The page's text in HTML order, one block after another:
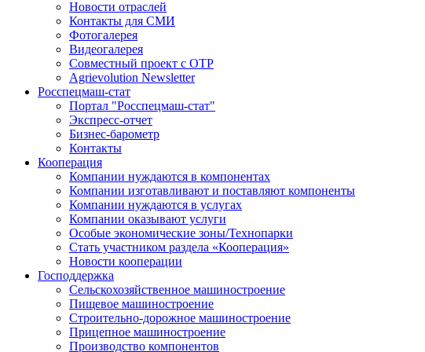
Новости отраслей
Контакты для СМИ
Фотогалерея
Видеогалерея
Совместный проект с ОТР
Agrievolution Newsletter
Росспецмаш-стат
Портал "Росспецмаш-стат"
Экспресс-отчет
Бизнес-барометр
Контакты
Кооперация
Компании нуждаются в компонентах
Компании изготавливают и поставляют компоненты
Компании нуждаются в услугах
Компании оказывают услуги
Особые экономические зоны/Технопарки
Стать участником раздела «Кооперация»
Новости кооперации
Господдержка
Сельскохозяйственное машиностроение
Пищевое машиностроение
Строительно-дорожное машиностроение
Прицепное машиностроение
Производство компонентов